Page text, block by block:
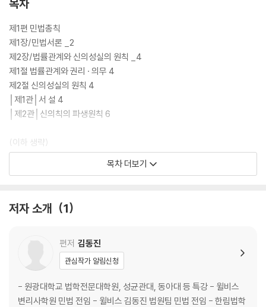
목차
제1편 민법총칙
제1장/민법서론 _2
제2장/법률관계와 신의성실의 원칙 _4
제1절 법률관계와 권리 · 의무 4
제2절 신의성실의 원칙 4
│제1관│서 설 4
│제2관│신의칙의 파생원칙 6
(이하 생략)
Ⅰ.서 설 _14
제4장/권리의 객체 _59
제1절 물 건 59
목차 더보기
저자 소개 1
편저 김동진
관심작가 알림신청
- 원광대학교 법학전문대학원, 성균관대, 동아대 등 특강 - 윌비스
변리사학원 민법 전임 - 윌비스 김동진 법원팀 민법 전임 - 한림법학